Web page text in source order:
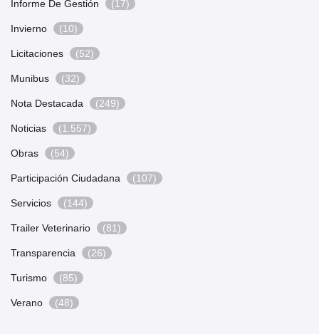
Informe De Gestión (17)
Invierno (10)
Licitaciones (52)
Munibus (32)
Nota Destacada (249)
Noticias (1.557)
Obras (54)
Participación Ciudadana (107)
Servicios (144)
Trailer Veterinario (81)
Transparencia (26)
Turismo (85)
Verano (48)